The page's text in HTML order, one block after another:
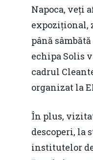
Napoca, veți
expozițional,
până
echipa Solis
cadrul
organizat la
În plus,
descoperi, la
institutelor